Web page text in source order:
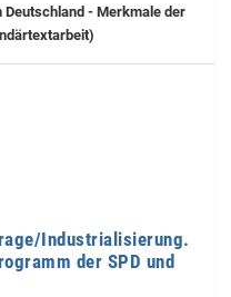
- Merkmale der
Industrialisierung.
der SPD und